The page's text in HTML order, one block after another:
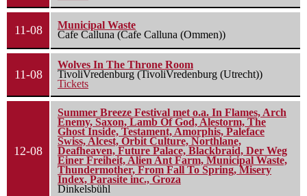
11-08
Municipal Waste
Cafe Calluna (Cafe Calluna (Ommen))
11-08
Wolves In The Throne Room
TivoliVredenburg (TivoliVredenburg (Utrecht))
Tickets
12-08
Summer Breeze Festival met o.a. In Flames, Arch
Enemy, Saxon, Lamb Of God, Alestorm, The
Ghost Inside, Testament, Amorphis, Paleface
Swiss, Alcest, Orbit Culture, Northlane,
Deafheaven, Future Palace, Blackbraid, Der Weg
Einer Freiheit, Alien Ant Farm, Municipal Waste,
Thundermother, From Fall To Spring, Misery
Index, Parasite inc., Groza
Dinkelsbühl